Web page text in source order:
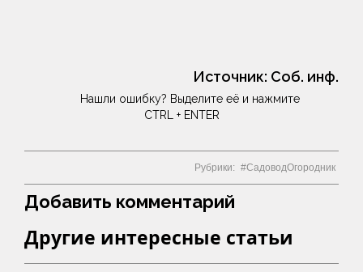
Источник: Соб. инф.
Нашли ошибку? Выделите её и нажмите
CTRL + ENTER
Рубрики: СадоводОгородник
Добавить комментарий
Другие интересные статьи